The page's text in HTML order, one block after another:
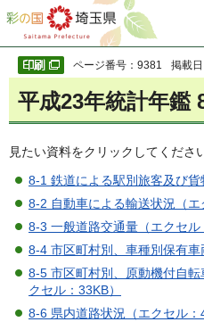
彩の国 埼玉県
ページ番号：9381 掲載
平成23年統計年鑑
見たい資料をクリックしてくださ
8-1 鉄道による駅別旅客及び貨
8-2 自動車による輸送状況（エ
8-3 一般道路交通量（エクセル
8-4 市区町村別、車種別保有車
8-5 市区町村別、原動機付自
クセル：33KB）
8-6 県内道路状況（エクセル：